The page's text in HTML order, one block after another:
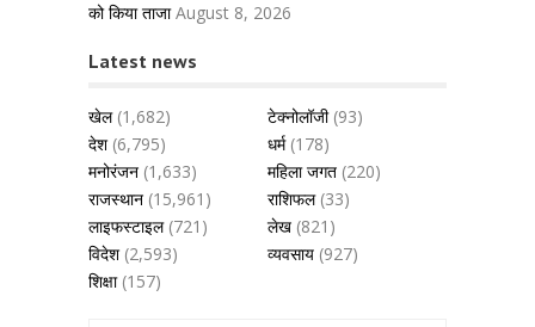
को किया ताजा August 8, 2026
Latest news
खेल(1,682) टेक्नोलॉजी(93)
देश(6,795) धर्म(178)
मनोरंजन (1,633) महिला जगत (220)
राजस्थान (15,961) राशिफल(33)
लाइफस्टाइल(721) लेख (821)
विदेश(2,593) व्यवसाय (927)
शिक्षा(157)